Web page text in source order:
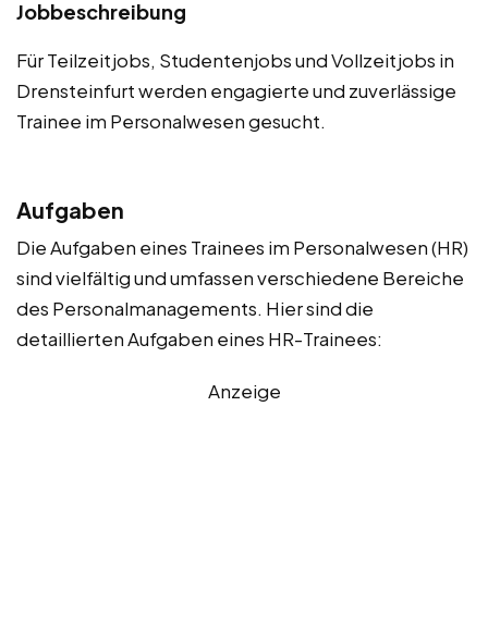
Jobbeschreibung
Für Teilzeitjobs, Studentenjobs und Vollzeitjobs in
Drensteinfurt werden engagierte und zuverlässige
Trainee im Personalwesen gesucht.
Aufgaben
Die Aufgaben eines Trainees im Personalwesen (HR)
sind vielfältig und umfassen verschiedene Bereiche
des Personalmanagements. Hier sind die
detaillierten Aufgaben eines HR-Trainees:
Anzeige